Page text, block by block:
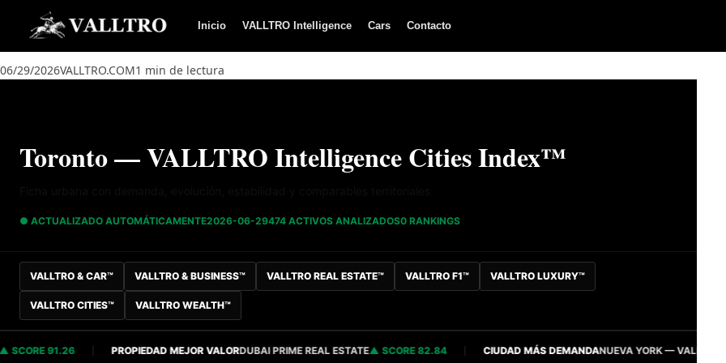
Saltar al contenido
Inicio VALLTRO Intelligence Cars Contacto
06/29/2026VALLTRO.COM1 min de lectura
Toronto — VALLTRO Intelligence Cities Index™
● ACTUALIZADO AUTOMÁTICAMENTE2026-06-29474 ACTIVOS ANALIZADOS0 RANKINGS
VALLTRO & CAR™ VALLTRO & BUSINESS™ VALLTRO REAL ESTATE™ VALLTRO F1™ VALLTRO LUXURY™
VALLTRO CITIES™ VALLTRO WEALTH™
91.26 PROPIEDAD MEJOR VALORDUBAI PRIME REAL ESTATE SCORE 82.84 CIUDAD MÁS DEMANDANUEVA YORK — VALLTRO